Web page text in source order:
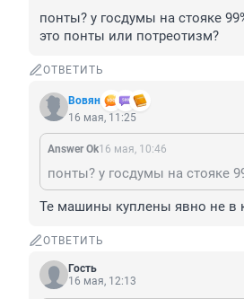
понты? у госдумы на стояке
это понты или потреотизм?
ОТВЕТИТЬ
Вовян
16 мая, 11:25
Answer Ok16 мая, 10:46
Те машины куплены явно не в
ОТВЕТИТЬ
Гость
16 мая, 12:13